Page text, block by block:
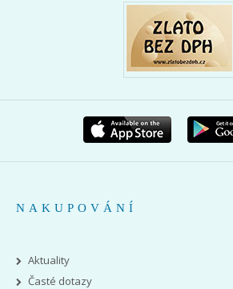
NAKUPOVÁNÍ
Aktuality
Časté dotazy